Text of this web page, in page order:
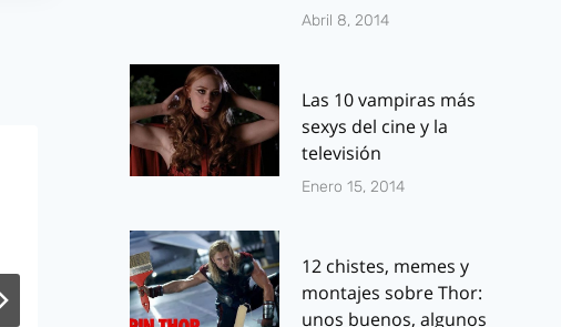
Planeta Cómic:
Mayo de 2017
PorJ.J. González Haro
abril 20, 2017
Venganza»,
andaluz
Abril 8, 2014
Las 10 vampiras más
sexys del cine y la
televisión
Enero 15, 2014
12 chistes, memes y
montajes sobre Thor:
unos buenos, algunos